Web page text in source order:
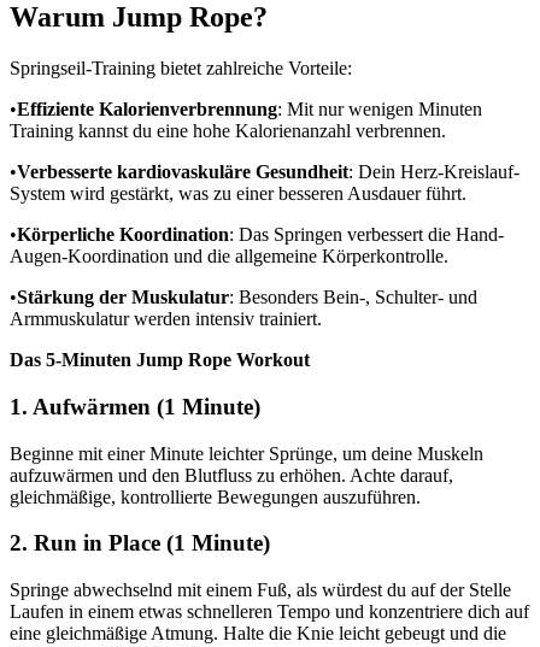
Warum Jump Rope?
Springseil-Training bietet zahlreiche Vorteile:
•Effiziente Kalorienverbrennung: Mit nur wenigen Minuten
Training kannst du eine hohe Kalorienanzahl verbrennen.
•Verbesserte kardiovaskuläre Gesundheit: Dein Herz-Kreislauf-
System wird gestärkt, was zu einer besseren Ausdauer führt.
•Körperliche Koordination: Das Springen verbessert die Hand-
Augen-Koordination und die allgemeine Körperkontrolle.
•Stärkung der Muskulatur: Besonders Bein-, Schulter- und
Armmuskulatur werden intensiv trainiert.
Das 5-Minuten Jump Rope Workout
1. Aufwärmen (1 Minute)
Beginne mit einer Minute leichter Sprünge, um deine Muskeln
aufzuwärmen und den Blutfluss zu erhöhen. Achte darauf,
gleichmäßige, kontrollierte Bewegungen auszuführen.
2. Run in Place (1 Minute)
Springe abwechselnd mit einem Fuß, als würdest du auf der Stelle
Laufen in einem etwas schnelleren Tempo und konzentriere dich auf
eine gleichmäßige Atmung. Halte die Knie leicht gebeugt und die